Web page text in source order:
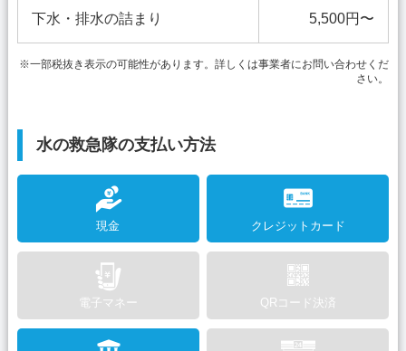
下水・排水の詰まり 5,500円〜
※一部税抜き表示の可能性があります。詳しくは事業者にお問い合わせくだ
さい。
水の救急隊の支払い方法
現金 クレジットカード
電子マネー QRコード決済